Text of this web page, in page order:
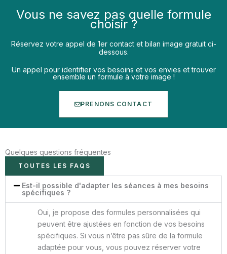
Vous ne savez pas quelle formule
choisir ?
Réservez votre appel de 1er contact et bilan image gratuit ci-
dessous.
Un appel pour identifier vos besoins et vos envies et trouver
ensemble un formule à votre image !
PRENONS CONTACT
Quelques questions fréquentes
TOUTES LES FAQS
Est-il possible d'adapter les séances à mes besoins
spécifiques ?
Oui, je propose des formules personnalisées qui
peuvent être ajustées en fonction de vos besoins
spécifiques. Si vous n’être pas sûre de la formule
adaptée pour vous, vous pouvez réserver votre